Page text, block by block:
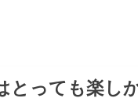
っても楽し